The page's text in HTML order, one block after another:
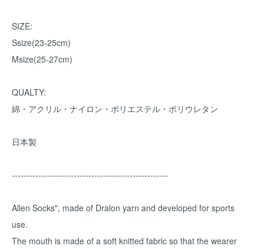
SIZE:
Ssize(23-25cm)
Msize(25-27cm)
QUALTY:
綿・アクリル・ナイロン・ポリエステル・ポリウレタン
日本製
-----------------------------------------------------
Allen Socks", made of Dralon yarn and developed for sports
use.
The mouth is made of a soft knitted fabric so that the wearer